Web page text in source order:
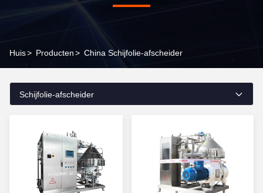
Huis> Producten> China Schijfolie-afscheider
Schijfolie-afscheider